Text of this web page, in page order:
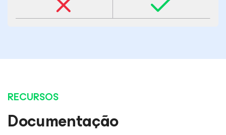
RECURSOS
Documentação